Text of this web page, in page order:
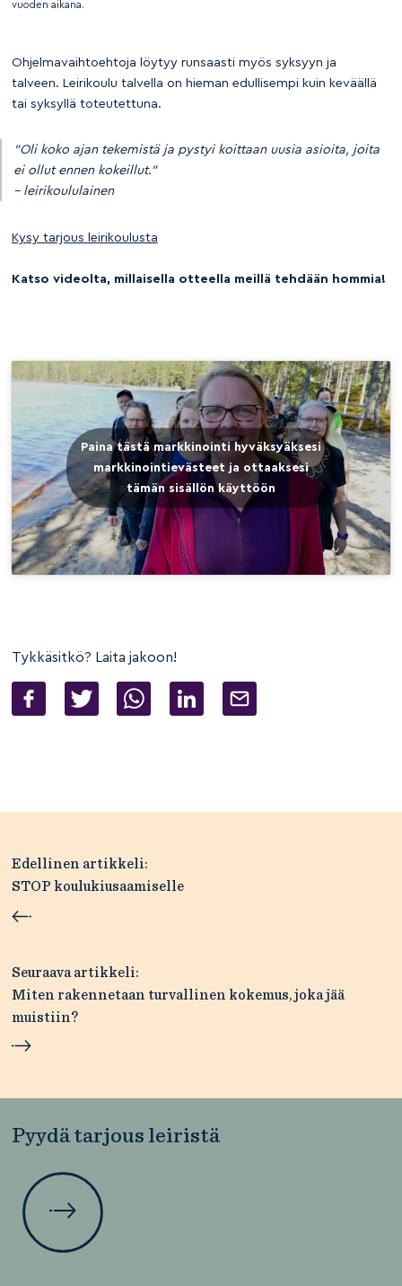
vuoden aikana.
Ohjelmavaihtoehtoja löytyy runsaasti myös syksyyn ja
talveen. Leirikoulu talvella on hieman edullisempi kuin keväällä
tai syksyllä toteutettuna.
”Oli koko ajan tekemistä ja pystyi koittaan uusia asioita, joita
ei ollut ennen kokeillut.”
– leirikoululainen
Kysy tarjous leirikoulusta
Katso videolta, millaisella otteella meillä tehdään hommia!
Paina tästä markkinointi hyväksyäksesi
markkinointievästeet ja ottaaksesi
tämän sisällön käyttöön
Tykkäsitkö? Laita jakoon!
Artikkelien
selaus
Edellinen artikkeli:
STOP koulukiusaamiselle
Seuraava artikkeli:
Miten rakennetaan turvallinen kokemus, joka jää
muistiin?
Pyydä tarjous leiristä